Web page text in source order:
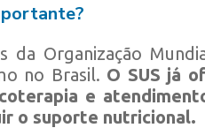
da Organização
no Brasil. O SUS já
e
o suporte nutricional.